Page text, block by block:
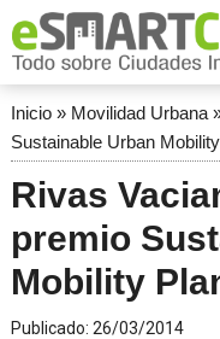
Inicio» Movilidad Urbana
Sustainable Urban
Rivas
premio
Mobility
Publicado: 26/03/2014